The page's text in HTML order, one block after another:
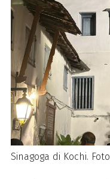
Sinagoga di Kochi.